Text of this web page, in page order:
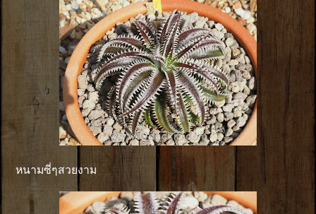
หนามซี่ๆสวยงาม